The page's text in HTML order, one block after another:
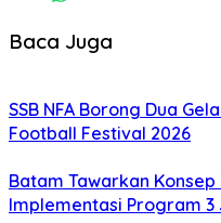
Baca Juga
SSB NFA Borong Dua
Football Festival 2026
Batam Tawarkan
Implementasi Program 3